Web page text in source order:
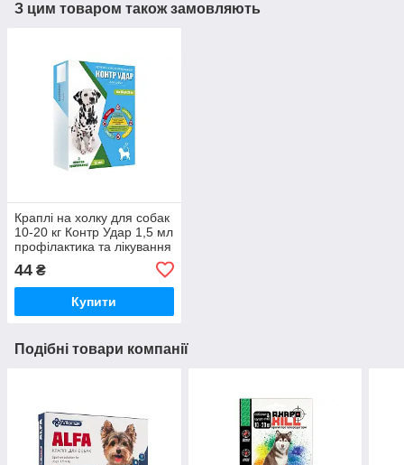
З цим товаром також замовляють
Краплі на холку для собак
10-20 кг Контр Удар 1,5 мл
профілактика та лікування
ектопаразитами №3 Круг
44 ₴
Купити
Подібні товари компанії